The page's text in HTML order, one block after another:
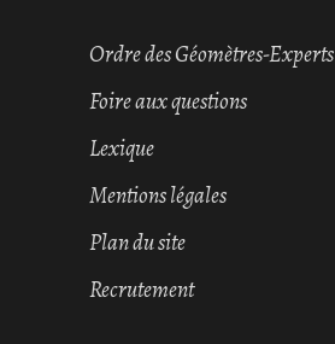
Ordre des Géomètres-Experts
Foire aux questions
Lexique
Mentions légales
Plan du site
Recrutement